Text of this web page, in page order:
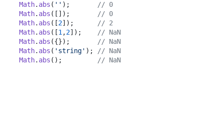
Math. abs ( '' );
// 0
Math. abs ([]);
// 0
Math. abs ([2]);
// 2
Math. abs ([1 ,2]);
// NaN
Math. abs ({});
// NaN
Math. abs ( 'string' );
// NaN
Math. abs (); // NaN